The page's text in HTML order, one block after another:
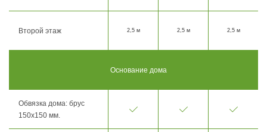
Второй этаж 2,5 м 2,5 м 2,5 м
Основание дома
Обвязка дома: брус
150х150 мм.